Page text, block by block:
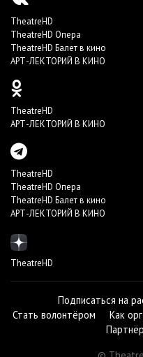
TheatreHD
TheatreHD Опера
TheatreHD Балет в кино
АРТ-ЛЕКТОРИЙ В КИНО
TheatreHD
АРТ-ЛЕКТОРИЙ В КИНО
TheatreHD
TheatreHD Опера
TheatreHD Балет в кино
АРТ-ЛЕКТОРИЙ В КИНО
TheatreHD
Подписаться на
Стать волонтёром
Как